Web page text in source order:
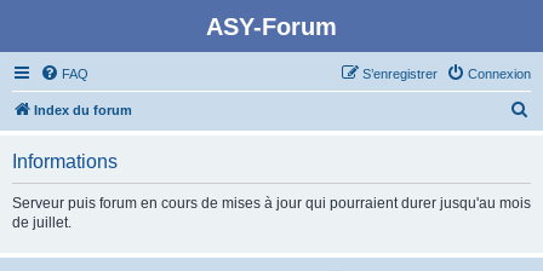
ASY-Forum
FAQ Connexion
S’enregistrer
Index du forum
Informations
Serveur puis forum en cours de mises à jour qui pourraient durer jusqu'au mois
de juillet.